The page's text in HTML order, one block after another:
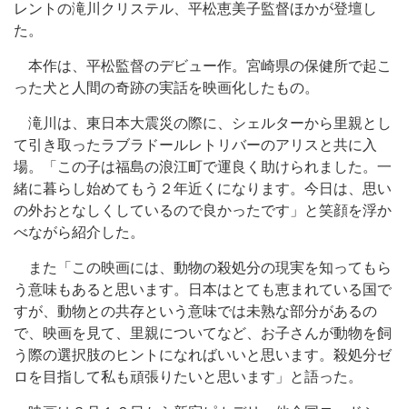
レントの滝川クリステル、平松恵美子監督ほかが登壇し
た。
本作は、平松監督のデビュー作。宮崎県の保健所で起こ
った犬と人間の奇跡の実話を映画化したもの。
滝川は、東日本大震災の際に、シェルターから里親とし
て引き取ったラブラドールレトリバーのアリスと共に入
場。「この子は福島の浪江町で運良く助けられました。一
緒に暮らし始めてもう２年近くになります。今日は、思い
の外おとなしくしているので良かったです」と笑顔を浮か
べながら紹介した。
また「この映画には、動物の殺処分の現実を知ってもら
う意味もあると思います。日本はとても恵まれている国で
すが、動物との共存という意味では未熟な部分があるの
で、映画を見て、里親についてなど、お子さんが動物を飼
う際の選択肢のヒントになればいいと思います。殺処分ゼ
ロを目指して私も頑張りたいと思います」と語った。